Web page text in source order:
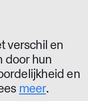
verschil en
door hun
en
meer.